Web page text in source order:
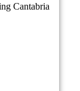
Cantabria